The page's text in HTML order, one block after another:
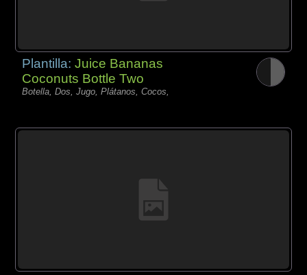
Plantilla:Juice Bananas
Coconuts Bottle Two
Botella, Dos, Jugo, Plátanos, Cocos,